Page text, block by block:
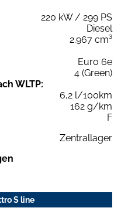
220 kW / 299 PS
Diesel
2.967 cm³
Euro 6e
4 (Green)
WLTP:
6,2 l/100km
162 g/km
F
Zentrallager
S line